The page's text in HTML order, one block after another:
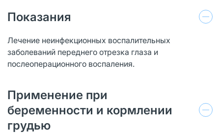
Показания
Лечение неинфекционных воспалительных
заболеваний переднего отрезка глаза и
послеоперационного воспаления.
Применение при
беременности и кормлении
грудью